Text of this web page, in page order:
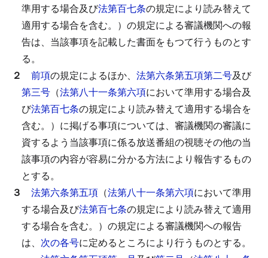
準用する場合及び法第百七条の規定により読み替えて
適用する場合を含む。）の規定による審議機関への報
告は、当該事項を記載した書面をもつて行うものとす
る。
２
前項の規定によるほか、 法第六条第五項第二号及び
第三号 （法第八十一条第六項において準用する場合及
び法第百七条の規定により読み替えて適用する場合を
含む。）に掲げる事項については、審議機関の審議に
資するよう当該事項に係る放送番組の視聴その他の当
該事項の内容が容易に分かる方法により報告するもの
とする。
３
法第六条第五項 （法第八十一条第六項において準用
する場合及び法第百七条の規定により読み替えて適用
する場合を含む。）の規定による審議機関への報告
は、 次の各号に定めるところにより行うものとする。